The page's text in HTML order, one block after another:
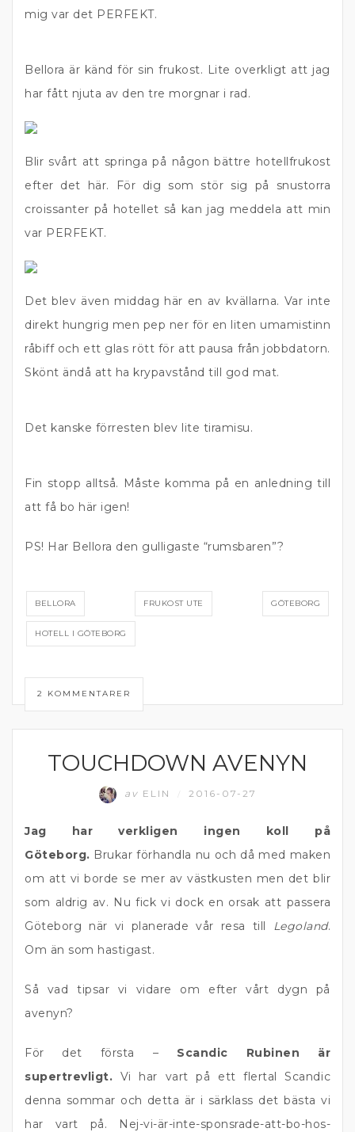
mig var det PERFEKT.
Bellora är känd för sin frukost. Lite overkligt att jag
har fått njuta av den tre morgnar i rad.
Blir svårt att springa på någon bättre hotellfrukost
efter det här. För dig som stör sig på snustorra
croissanter på hotellet så kan jag meddela att min
var PERFEKT.
Det blev även middag här en av kvällarna. Var inte
direkt hungrig men pep ner för en liten umamistinn
råbiff och ett glas rött för att pausa från jobbdatorn.
Skönt ändå att ha krypavstånd till god mat.
Det kanske förresten blev lite tiramisu.
Fin stopp alltså. Måste komma på en anledning till
att få bo här igen!
PS! Har Bellora den gulligaste “rumsbaren”?
BELLORA FRUKOST UTE GÖTEBORG
HOTELL I GÖTEBORG
2 KOMMENTARER
ÄTA UTE
TOUCHDOWN AVENYN
av ELIN 2016-07-27
Jag har verkligen ingen koll på
Göteborg. Brukar förhandla nu och då med maken
om att vi borde se mer av västkusten men det blir
som aldrig av. Nu fick vi dock en orsak att passera
Göteborg när vi planerade vår resa till Legoland.
Om än som hastigast.
Så vad tipsar vi vidare om efter vårt dygn på
avenyn?
För det första – Scandic Rubinen är
supertrevligt. Vi har vart på ett flertal Scandic
denna sommar och detta är i särklass det bästa vi
har vart på. Nej-vi-är-inte-sponsrade-att-bo-hos-